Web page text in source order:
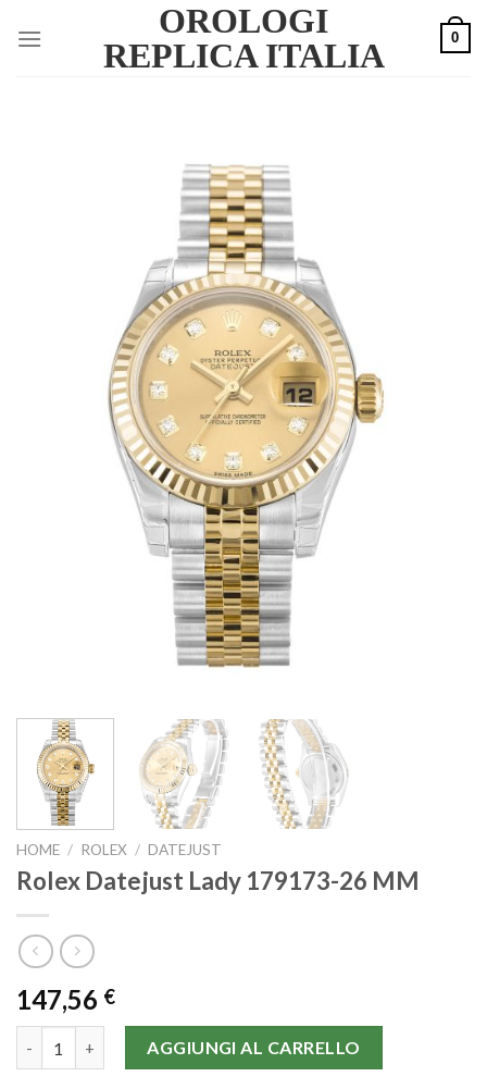
OROLOGI
REPLICA ITALIA
0
HOME / ROLEX / DATEJUST
Rolex Datejust Lady 179173-26 MM
147,56 €
AGGIUNGI AL CARRELLO